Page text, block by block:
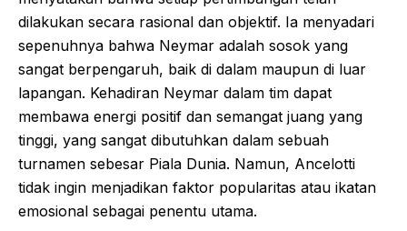
dilakukan secara rasional dan objektif. Ia menyadari
sepenuhnya bahwa Neymar adalah sosok yang
sangat berpengaruh, baik di dalam maupun di luar
lapangan. Kehadiran Neymar dalam tim dapat
membawa energi positif dan semangat juang yang
tinggi, yang sangat dibutuhkan dalam sebuah
turnamen sebesar Piala Dunia. Namun, Ancelotti
tidak ingin menjadikan faktor popularitas atau ikatan
emosional sebagai penentu utama.